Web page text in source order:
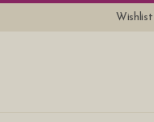
Wishlist